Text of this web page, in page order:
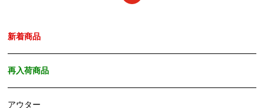
新着商品
再入荷商品
アウター